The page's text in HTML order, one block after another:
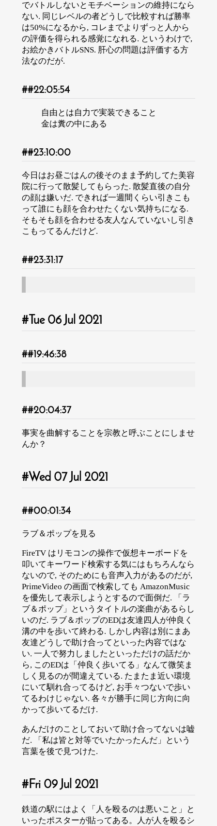
でバトルしないとモチベーションの維持になら
ない. 同じレベルの者どうしで比較すれば勝率
は50%になるから, コレまでよりずっと人から
の評価を得られる感覚になれる. というわけで,
お絵かきバトルSNS. 肝心の問題は評価する方
法なのだが.
22:05:54
自由とは自力で実装できること
金は糞の中にある
23:10:00
今日はお昼ごはんの後そのまま予約してた美容
院に行って散髪してもらった. 散髪直後の自分
の顔は嫌いだ. できれば一週間くらい引きこも
って誰にも顔を合わせたくない気持ちになる.
そもそも顔を合わせる友人なんていないし引き
こもってるんだけど.
23:31:17
Tue 06 Jul 2021
19:46:38
20:04:37
事実を曲解することを宗教と呼ぶことにしませ
んか？
Wed 07 Jul 2021
00:01:34
ラブ＆ポップを見る
FireTV はリモコンの操作で仮想キーボードを
叩いてキーワード検索する気にはもちろんなら
ないので, そのためにも音声入力があるのだが,
PrimeVideo の画面で検索しても AmazonMusic
を優先して表示しようとするので面倒だ. 「ラ
ブ＆ポップ」というタイトルの楽曲があるらし
いのだ. ラブ＆ポップのEDは友達四人が仲良く
溝の中を歩いて終わる. しかし内容は別にまあ
友達どうしで助け合ってといった内容ではな
い. 一人で努力しましたといっただけの話だか
ら, このEDは「仲良く歩いてる」なんて微笑ま
しく見るのが間違えている. たまたま近い環境
にいて馴れ合ってるけど, お手々つないで歩い
てるわけじゃない. 各々が勝手に同じ方向に向
かって歩いてるだけ.
あんだけのことしておいて助け合ってないは嘘
だ. 「私は皆と対等でいたかったんだ」という
言葉を後で見つけた.
Fri 09 Jul 2021
鉄道の駅にはよく「人を殴るのは悪いこと」と
いったポスターが貼ってある。人が人を殴るシ